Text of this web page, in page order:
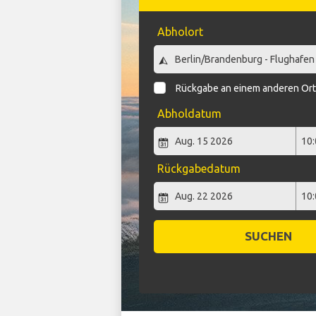
Abholort
Rückgabe an einem anderen Ort
Abholdatum
Rückgabedatum
SUCHEN